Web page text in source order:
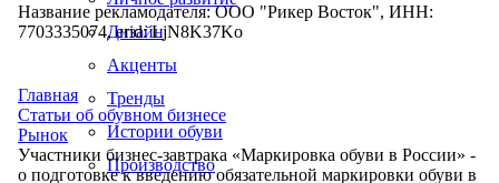
Дизайн
Акценты
Тренды
Истории обуви
Производство
Название рекламодателя: ООО "Рикер Восток", ИНН:
7703335074, erid: LjN8K37Ko
Главная
Статьи об обувном бизнесе
Рынок
Участники бизнес-завтрака «Маркировка обуви в России» -
о подготовке к введению обязательной маркировки обуви в